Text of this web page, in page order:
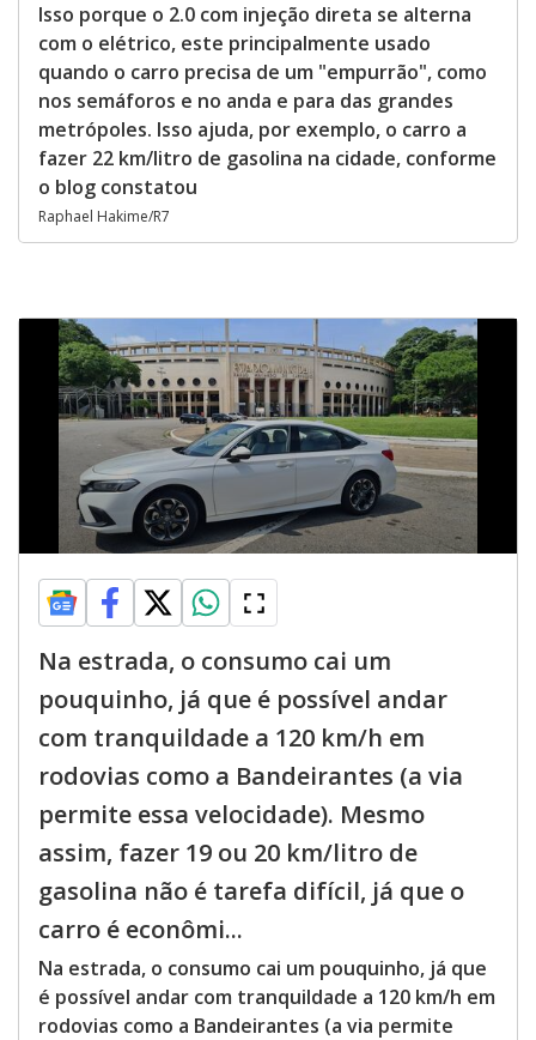
Isso porque o 2.0 com injeção direta se alterna
com o elétrico, este principalmente usado
quando o carro precisa de um "empurrão", como
nos semáforos e no anda e para das grandes
metrópoles. Isso ajuda, por exemplo, o carro a
fazer 22 km/litro de gasolina na cidade, conforme
o blog constatou
Raphael Hakime/R7
Na estrada, o consumo cai um
pouquinho, já que é possível andar
com tranquildade a 120 km/h em
rodovias como a Bandeirantes (a via
permite essa velocidade). Mesmo
assim, fazer 19 ou 20 km/litro de
gasolina não é tarefa difícil, já que o
carro é econômi...
Na estrada, o consumo cai um pouquinho, já que
é possível andar com tranquildade a 120 km/h em
rodovias como a Bandeirantes (a via permite